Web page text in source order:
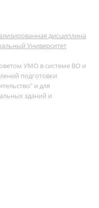
дисциплина
Университет
УМО в системе ВО и
подготовки
и для
зданий и